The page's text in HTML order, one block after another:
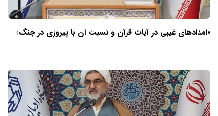
«امدادهای غیبی در آیات قرآن و نسبت آن با پیروزی در جنگ»